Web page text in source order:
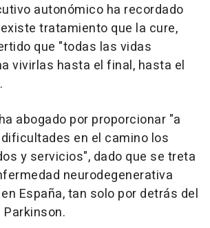
autonómico ha recordado
tratamiento que la cure,
que "todas las vidas
vivirlas hasta el final, hasta el
abogado por proporcionar "a
en el camino los
y servicios", dado que se treta
neurodegenerativa
España, tan solo por detrás del